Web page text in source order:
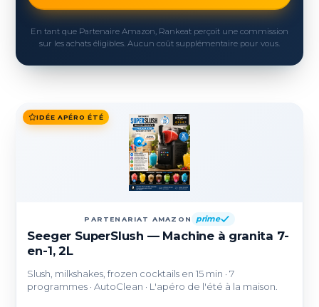
En tant que Partenaire Amazon, Rankeat perçoit une commission
sur les achats éligibles. Aucun coût supplémentaire pour vous.
IDÉE APÉRO ÉTÉ
PARTENARIAT AMAZON prime
Seeger SuperSlush — Machine à granita 7-
en-1, 2L
Slush, milkshakes, frozen cocktails en 15 min · 7
programmes · AutoClean · L'apéro de l'été à la maison.